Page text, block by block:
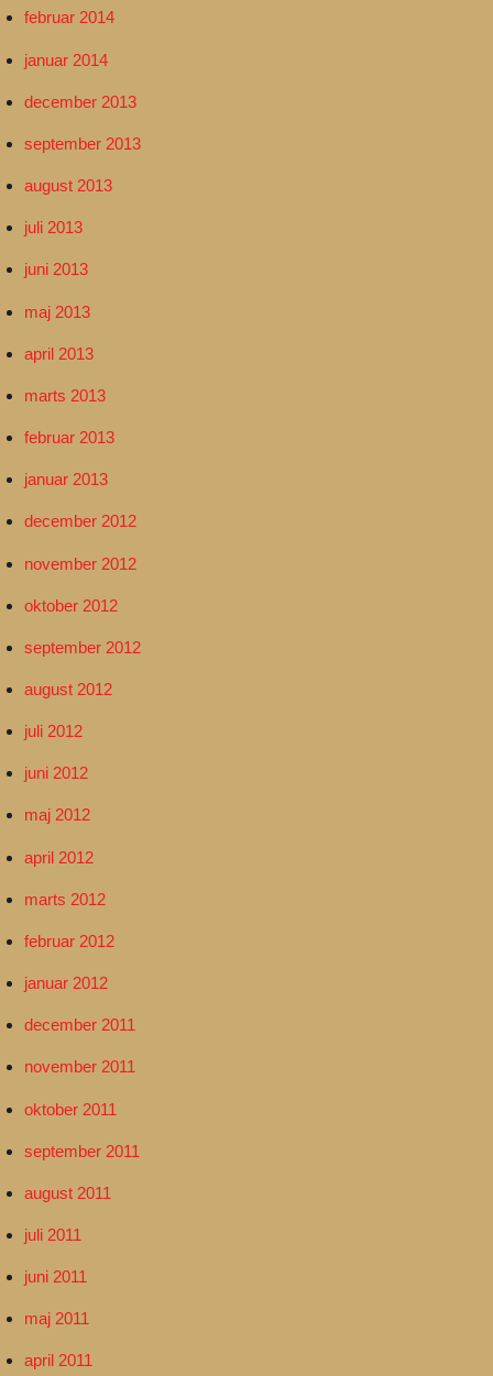
februar 2014
januar 2014
december 2013
september 2013
august 2013
juli 2013
juni 2013
maj 2013
april 2013
marts 2013
februar 2013
januar 2013
december 2012
november 2012
oktober 2012
september 2012
august 2012
juli 2012
juni 2012
maj 2012
april 2012
marts 2012
februar 2012
januar 2012
december 2011
november 2011
oktober 2011
september 2011
august 2011
juli 2011
juni 2011
maj 2011
april 2011